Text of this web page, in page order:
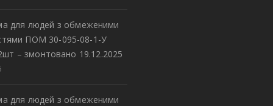
для людей з обмеженими
ПОМ 30-095-08-1-У
– змонтовано 19.12.2025
для людей з обмеженими